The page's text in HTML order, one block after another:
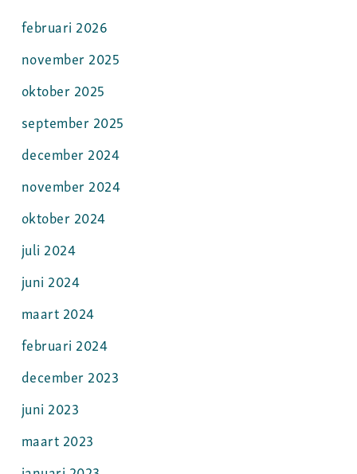
februari 2026
november 2025
oktober 2025
september 2025
december 2024
november 2024
oktober 2024
juli 2024
juni 2024
maart 2024
februari 2024
december 2023
juni 2023
maart 2023